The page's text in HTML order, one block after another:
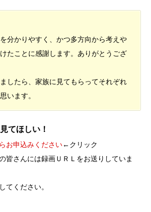
分かりやすく、かつ多方向から考えや
たことに感謝します。ありがとうござ
したら、家族に見てもらってそれぞれ
います。
てほしい！
お申込みください←クリック
皆さんには録画ＵＲＬをお送りしていま
てください。